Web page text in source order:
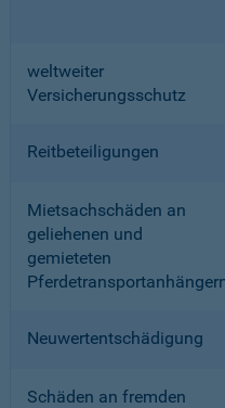
weltweiter
Versicherungsschutz
Reitbeteiligungen
Mietsachschäden an
geliehenen und
gemieteten
Neuwertentschädigung
Schäden an fremden